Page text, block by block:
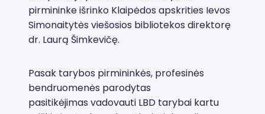
pirmininke išrinko Klaipėdos apskrities Ievos
Simonaitytės viešosios bibliotekos direktorę
dr. Laurą Šimkevičę.
Pasak tarybos pirmininkės, profesinės
bendruomenės parodytas
pasitikėjimas vadovauti LBD tarybai kartu